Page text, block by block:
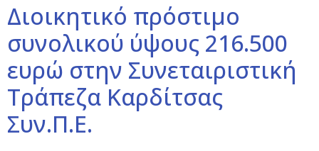
Διοικητικό πρόστιμο
συνολικού ύψους 216.500
ευρώ στην Συνεταιριστική
Τράπεζα Καρδίτσας
Συν.Π.Ε.